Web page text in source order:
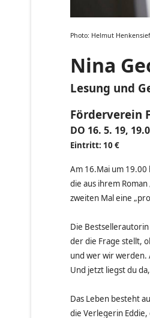
Photo: Helmut
Nina
Lesung und
Förderverein
DO 16. 5. 19,
Eintritt: 10 €
Am 16.Mai um
die aus ihrem
zweiten Mal eine
Die
der die Frage stellt,
und wer wir werden.
Und jetzt liegst du
Das Leben besteht
die Verlegerin